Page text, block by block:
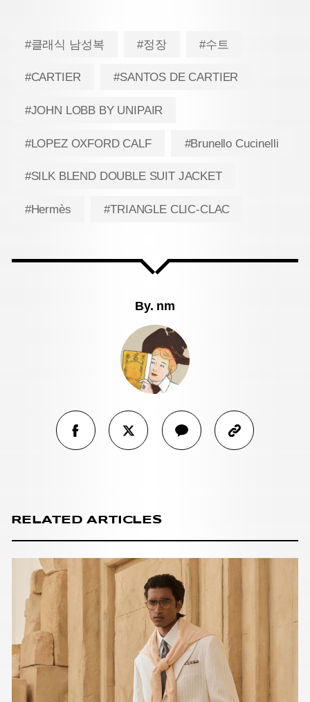
#클래식 남성복 #정장 #수트
#CARTIER #SANTOS DE CARTIER
#JOHN LOBB BY UNIPAIR
#LOPEZ OXFORD CALF #Brunello Cucinelli
#SILK BLEND DOUBLE SUIT JACKET
#Hermès #TRIANGLE CLIC-CLAC
By. nm
RELATED ARTICLES